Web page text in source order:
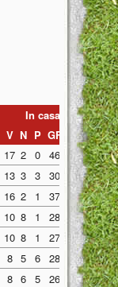
In casa
V N P GF GS V N
17 2 0 46 7 13 4
13 3 3 30 16 9 6
16 2 1 37 10 5 8
10 8 1 28 14 7 4
10 8 1 27 7 6 3
8 5 6 28 20 8 2
8 6 5 26 21 7 3